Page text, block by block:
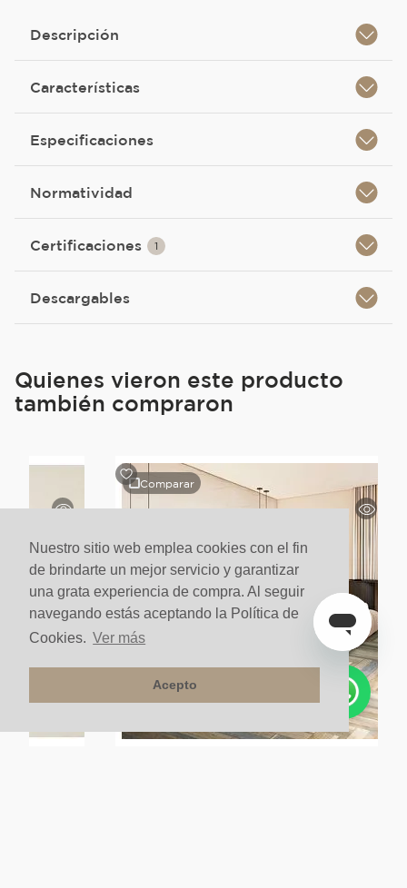
Nuestro sitio web emplea cookies con el fin
de brindarte un mejor servicio y garantizar
una grata experiencia de compra. Al seguir
navegando estás aceptando la Política de
Cookies. Ver más
Acepto
Descripción
Características
Especificaciones
Normatividad
Certificaciones 1
Descargables
Quienes vieron este producto
también compraron
Comparar